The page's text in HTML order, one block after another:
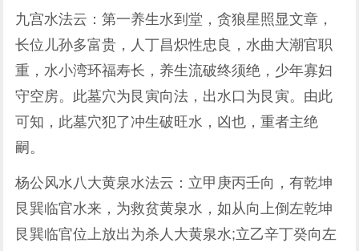
九宫水法云：第一养生水到堂，贪狼星照显文章，
长位儿孙多富贵，人丁昌炽性忠良，水曲大潮官职
重，水小湾环福寿长，养生流破终须绝，少年寡妇
守空房。此墓穴为艮寅向法，出水口为艮寅。由此
可知，此墓穴犯了冲生破旺水，凶也，重者主绝
嗣。
杨公风水八大黄泉水法云：立甲庚丙壬向，有乾坤
艮巽临官水来，为救贫黄泉水，如从向上倒左乾坤
艮巽临官位上放出为杀人大黄泉水;立乙辛丁癸向左